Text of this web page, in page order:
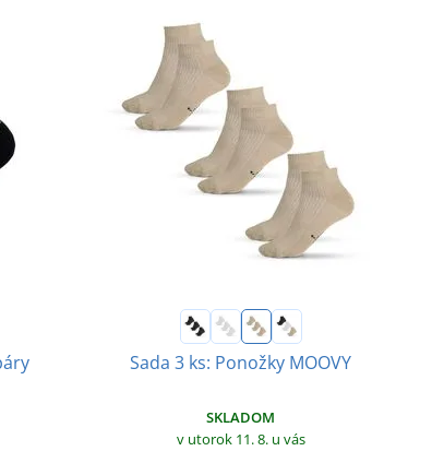
Sada 3 ks: Ponožky MOOVY
SKLADOM
v utorok 11. 8. u vás